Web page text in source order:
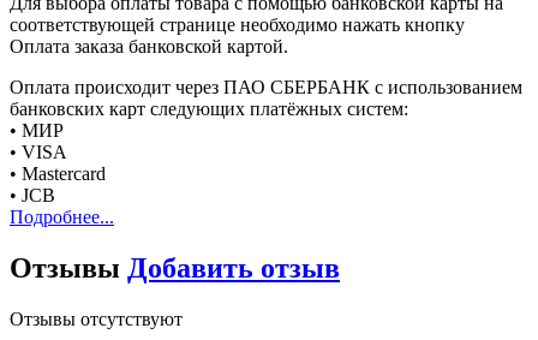
соответствующей странице необходимо нажать кнопку
Оплата заказа банковской картой.
Оплата происходит через ПАО СБЕРБАНК с использованием
банковских карт следующих платёжных систем:
• МИР
• VISA
• Mastercard
• JCB
Подробнее...
Отзывы Добавить отзыв
Отзывы отсутствуют